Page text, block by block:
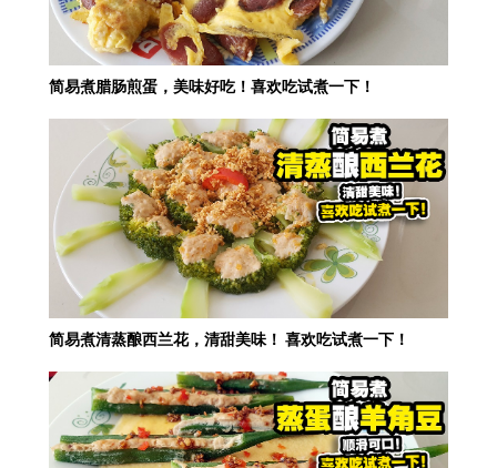
简易煮腊肠煎蛋，美味好吃！喜欢吃试煮一下！
简易煮清蒸酿西兰花，清甜美味！ 喜欢吃试煮一下！